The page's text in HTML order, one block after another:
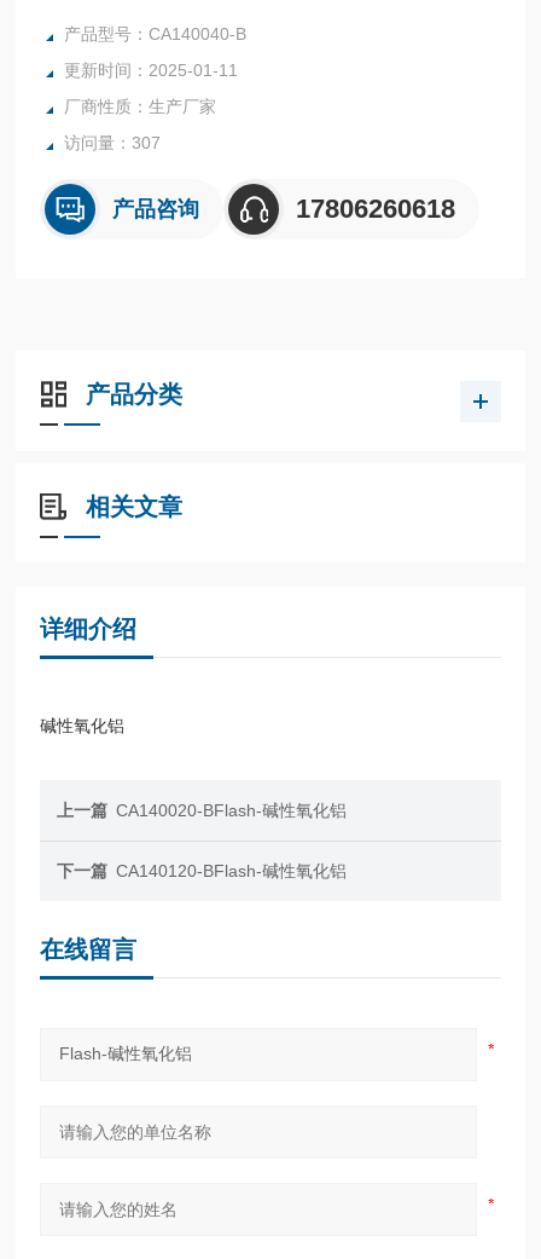
产品型号：CA140040-B
更新时间：2025-01-11
厂商性质：生产厂家
访问量：307
产品咨询 17806260618
产品分类
相关文章
详细介绍
碱性氧化铝
上一篇 CA140020-BFlash-碱性氧化铝
下一篇 CA140120-BFlash-碱性氧化铝
在线留言